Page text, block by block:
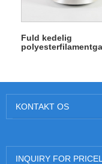
Fuld kedelig
KONTAKT OS
INQUIRY FOR